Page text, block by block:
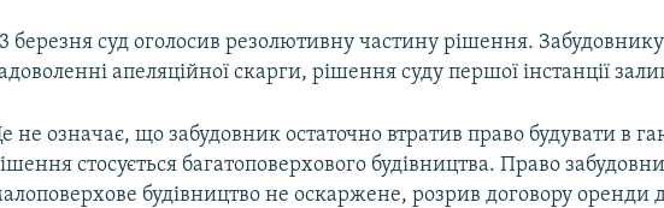
березня суд оголосив резолютивну частину рішення.
апеляційної скарги, рішення суду першої інстанції
не означає, що забудовник остаточно втратив право будувати в
стосується багатоповерхового будівництва. Право
будівництво не оскаржене, розрив договору оренди